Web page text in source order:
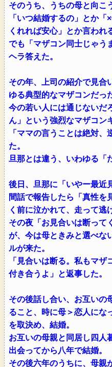
そのうち、うちの母と向こ
「いつ結婚するの」とか
くれれば安心」とか言われ
でも「マザコン同士じゃう
ヘラ答えた。
その年、上司の紹介で見合
ゆる典型的なマザコンだっ
今の若い人には通じないだ
ん」という強烈なマザコン
「ママの言うことは絶対
た。
旦那とは違う、いわゆる「
後日、旦那に「いやー最近
間話で報告したら「真性を
く前に泣かれて、走って逃
その夜「お見合いは断って
が、今は母ときみと選べな
ルが来た。
「見合いは断る。私もマ
付き合うよ」と返事した。
その後話し合い、お互いの
ること、時に母＞恋人にな
を取決め、結婚。
お互いの母親と同居し四人
出会ってから八年で結婚。
その後六年のうちに、母親